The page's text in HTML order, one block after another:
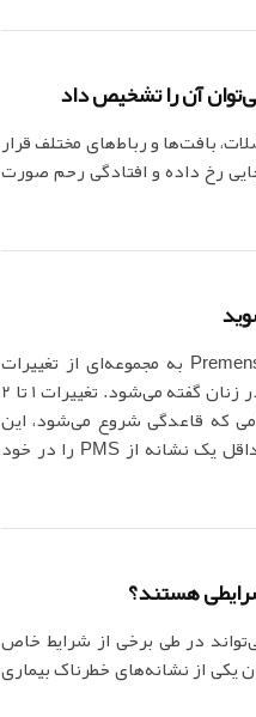
آن را تشخیص داد
بافت‌ها و رباط‌های مختلف قرار
رخ داده و افتادگی رحم صورت
سندرم پیش از قاعدگی Premenstrual Syndrome به مجموعه‌ای از تغییرات
جسمی و احساسات مرتبط با چرخه قاعدگی در زنان گفته می‌شود. تغییرات 1 تا 2
که قاعدگی شروع می‌شود، این
تغییرات از بین می‌رود. اکثر زنان هر ماه حداقل یک نشانه از PMS را در خود
هستند؟
در طی برخی از شرایط خاص
یکی از نشانه‌های خطرناک بیماری